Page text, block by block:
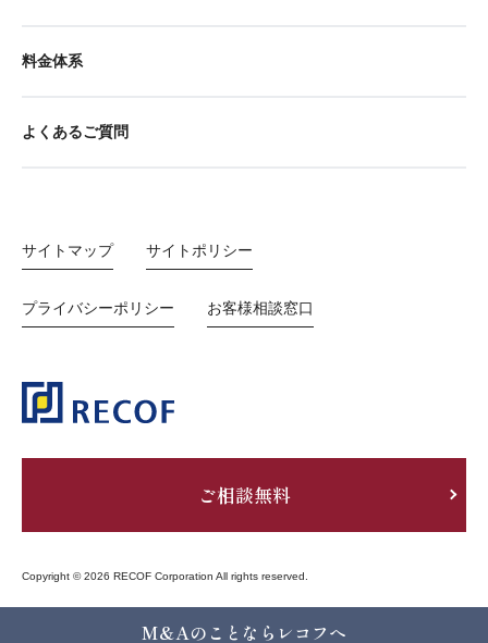
料金体系
よくあるご質問
サイトマップ サイトポリシー
プライバシーポリシー お客様相談窓口
ご相談無料
Copyright © 2026 RECOF Corporation All rights reserved.
M&Aのことならレコフへ